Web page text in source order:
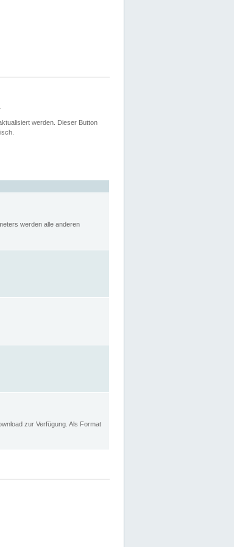
werden. Dieser Button
werden alle anderen
zur Verfügung. Als Format